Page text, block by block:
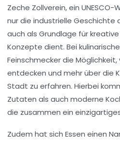
Zeche Zollverein, ein
nur die industrielle Geschichte
auch als Grundlage für
Konzepte dient. Bei
Feinschmecker die
entdecken und mehr über die
Stadt zu erfahren. Hierbei
Zutaten als auch moderne
die zusammen ein
Zudem hat sich Essen einen